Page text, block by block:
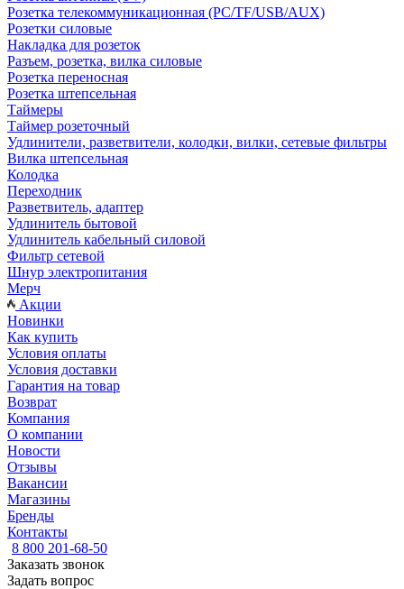
Розетка телекоммуникационная (PC/TF/USB/AUX)
Розетки силовые
Накладка для розеток
Разъем, розетка, вилка силовые
Розетка переносная
Розетка штепсельная
Таймеры
Таймер розеточный
Удлинители, разветвители, колодки, вилки, сетевые фильтры
Вилка штепсельная
Колодка
Переходник
Разветвитель, адаптер
Удлинитель бытовой
Удлинитель кабельный силовой
Фильтр сетевой
Шнур электропитания
Мерч
Акции
Новинки
Как купить
Условия оплаты
Условия доставки
Гарантия на товар
Возврат
Компания
О компании
Новости
Отзывы
Вакансии
Магазины
Бренды
Контакты
8 800 201-68-50
Заказать звонок
Задать вопрос